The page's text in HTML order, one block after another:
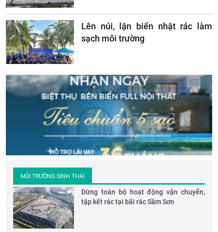
Lên núi, lặn biển nhặt rác làm
sạch môi trường
MÔI TRƯỜNG SINH THÁI
Dừng toàn bộ hoạt động vận chuyển,
tập kết rác tại bãi rác Sầm Sơn